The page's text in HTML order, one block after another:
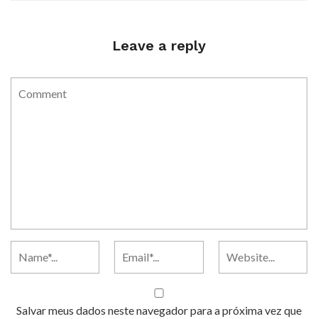
Leave a reply
Salvar meus dados neste navegador para a próxima vez que